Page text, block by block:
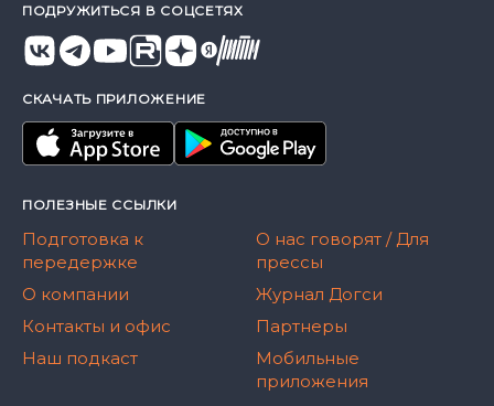
ПОДРУЖИТЬСЯ В СОЦСЕТЯХ
СКАЧАТЬ ПРИЛОЖЕНИЕ
ПОЛЕЗНЫЕ ССЫЛКИ
Подготовка к
передержке
О компании
Контакты и офис
Наш подкаст
О нас говорят / Для
прессы
Журнал Догси
Партнеры
Мобильные
приложения